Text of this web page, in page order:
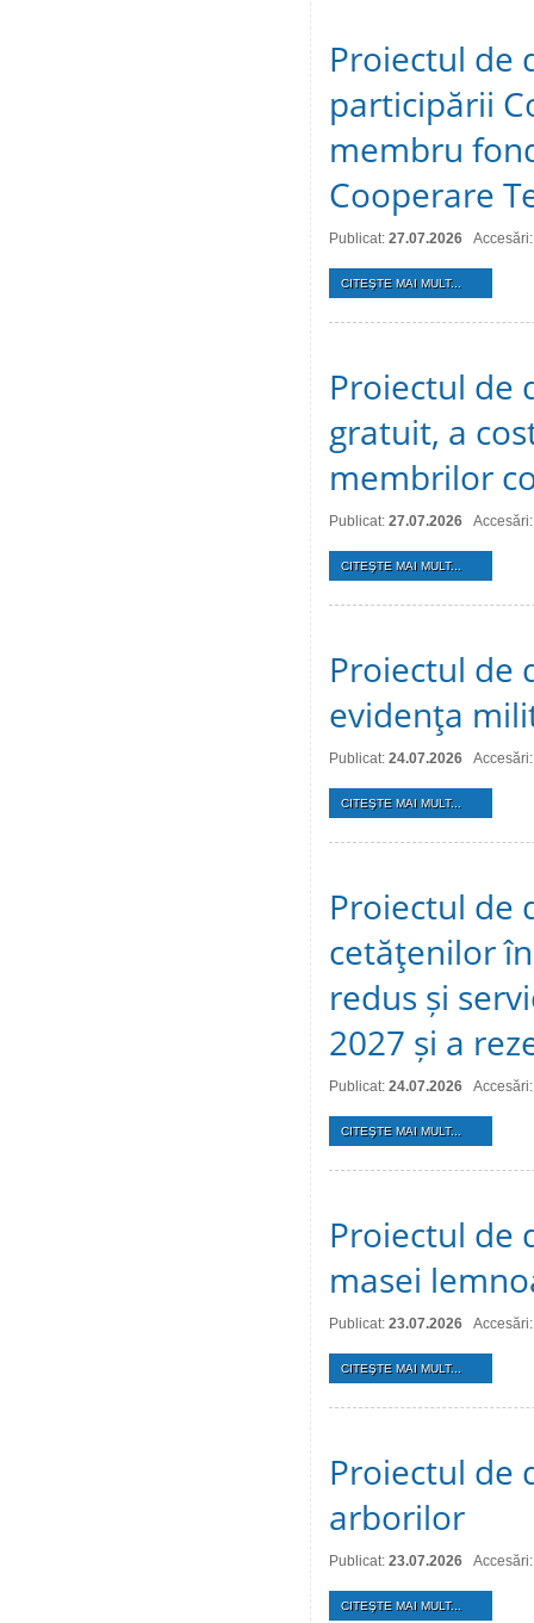
Proiectul de
participării
membru
Cooperare
Publicat: 27.07.2026
CITEŞTE MAI MULT...
Proiectul de
gratuit, a
membrilor
Publicat: 27.07.2026
CITEŞTE MAI MULT...
Proiectul de
evidenţa
Publicat: 24.07.2026
CITEŞTE MAI MULT...
Proiectul de
cetăţenilor
redus și
2027 și a
Publicat: 24.07.2026
CITEŞTE MAI MULT...
Proiectul de
masei
Publicat: 23.07.2026
CITEŞTE MAI MULT...
Proiectul de
arborilor
Publicat: 23.07.2026
CITEŞTE MAI MULT...